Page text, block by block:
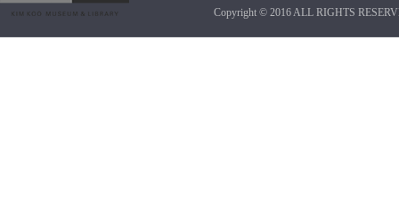
Copyright © 2016 ALL RIGHTS